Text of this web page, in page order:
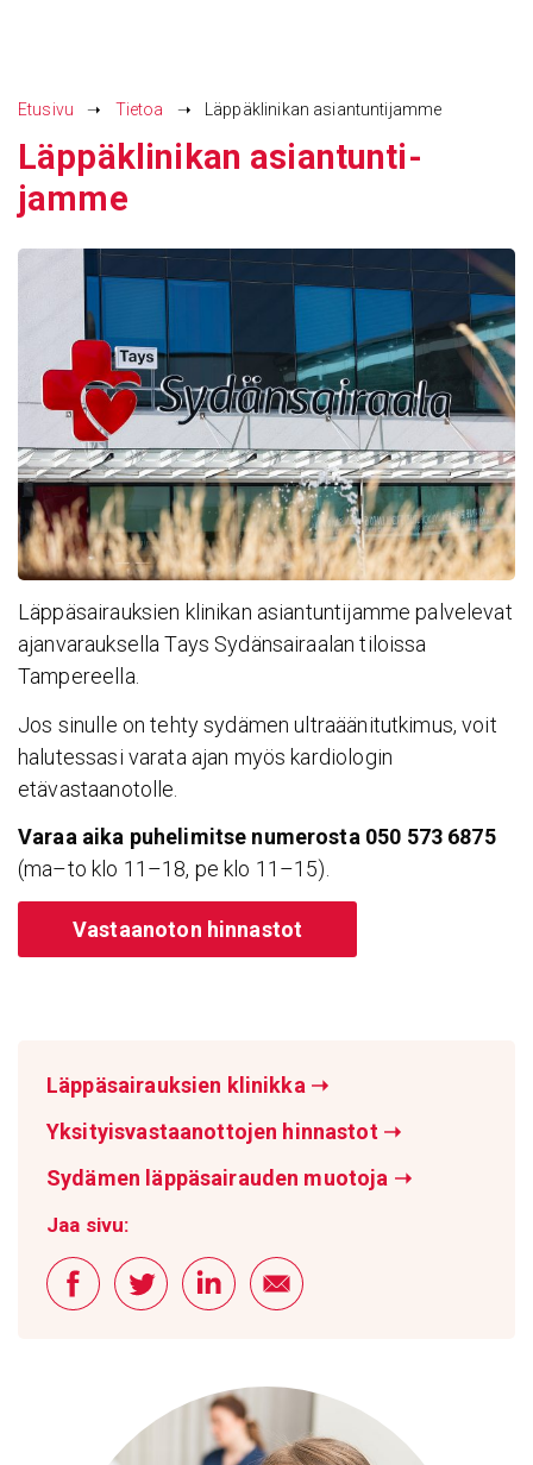
Etusivu ➝ Tietoa ➝ Läppäklinikan asiantuntijamme
Läppäkli­nikan asian­tun­ti­
jamme
Läppäsairauksien klinikan asiantuntijamme palvelevat
ajanvarauksella Tays Sydänsairaalan tiloissa
Tampereella.
Jos sinulle on tehty sydämen ultraäänitutkimus, voit
halutessasi varata ajan myös kardiologin
etävastaanotolle.
Varaa aika puhelimitse numerosta 050 573 6875
(ma–to klo 11–18, pe klo 11–15).
Vastaanoton hinnastot
Läppäsairauksien klinikka ➝
Yksityisvastaanottojen hinnastot ➝
Sydämen läppäsairauden muotoja ➝
Jaa sivu: